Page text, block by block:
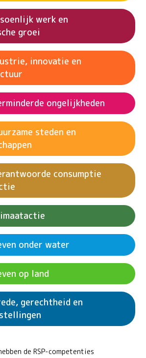
werk en
groei
innovatie en
ongelijkheden
steden en
consumptie
onder water
op land
gerechtheid en
de RSP-competenties